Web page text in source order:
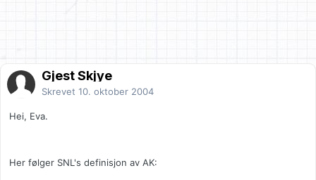
Gjest Skjye
Skrevet 10. oktober 2004
Hei, Eva.
Her følger SNL's definisjon av AK: